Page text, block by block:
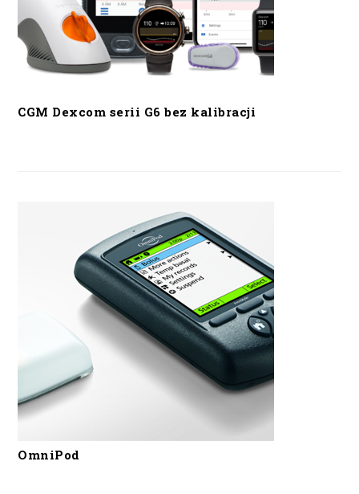
CGM Dexcom serii G6 bez kalibracji
OmniPod